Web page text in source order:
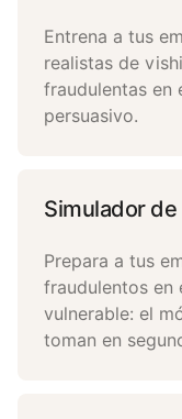
Entrena a tus
realistas de
fraudulentas en
persuasivo.
Simulador
Prepara a tus
fraudulentos en
vulnerable: el
toman en